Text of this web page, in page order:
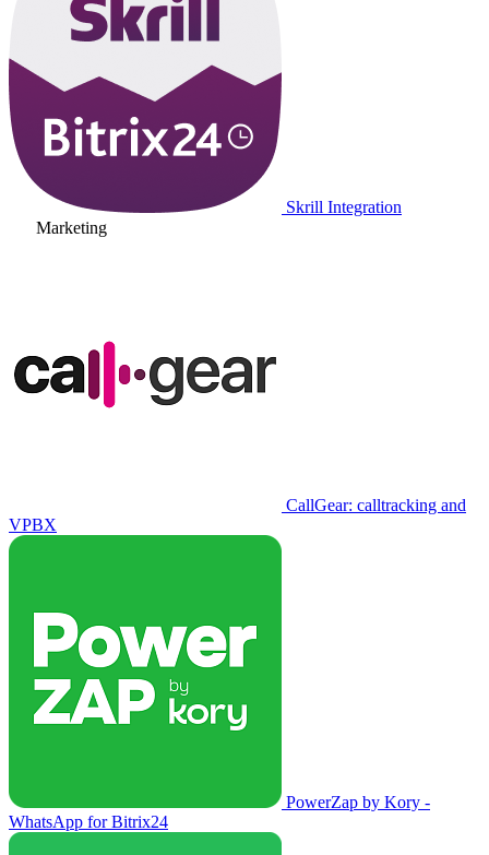
Skrill Integration
Marketing
CallGear: calltracking and
VPBX
PowerZap by Kory -
WhatsApp for Bitrix24